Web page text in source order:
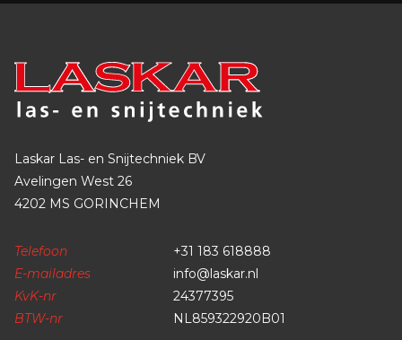
Laskar Las- en Snijtechniek BV
Avelingen West 26
4202 MS GORINCHEM
Telefoon
+31 183 618888
E-mailadres
info@laskar.nl
KvK-nr
24377395
BTW-nr
NL859322920B01